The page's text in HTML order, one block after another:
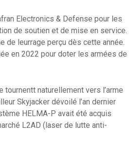
Electronics & Defense pour les
de soutien et de mise en service.
de leurrage perçu dès cette année.
en 2022 pour doter les armées de
naturellement vers l’arme
Skyjacker dévoilé l’an dernier
HELMA-P avait été acquis
L2AD (laser de lutte anti-